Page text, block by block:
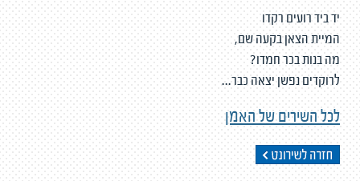
יד ביד רועים רקדו
המיית הצאן בקעה שם,
מה בנות בכר חמדו?
לרוקדים נפשן יצאה כבר...
לכל השירים של האמן